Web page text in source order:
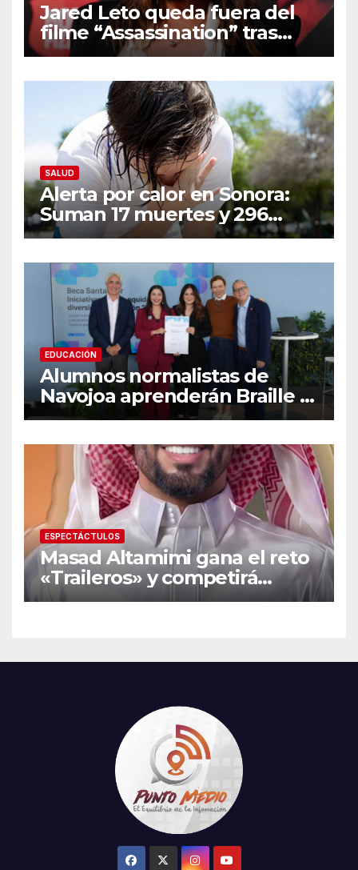
Jared Leto queda fuera del
filme “Assassination” tras
resurgir denuncias de
SALUD
Alerta por calor en Sonora:
Suman 17 muertes y 296
casos; estas son las
señales de alarma
EDUCACIÓN
Alumnos normalistas de
Navojoa aprenderán Braille y
Lengua de Señas tras ganar
ESPECTÁCTULOS
Masad Altamimi gana el reto
«Traileros» y competirá
contra Moisés Peñaloza por